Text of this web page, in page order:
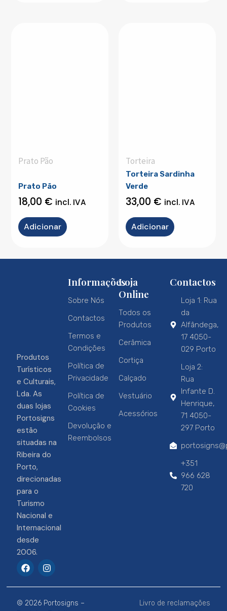
Prato Pão
Prato Pão
18,00 € incl. IVA
Adicionar
Torteira
Torteira Sardinha
Verde
33,00 € incl. IVA
Adicionar
Produtos
Turísticos
e Culturais,
Lda. As
duas lojas
Portosigns
estão
situadas na
Ribeira do
Porto,
direcionadas
para o
Turismo
Nacional e
Internacional
desde
2006.
F
a
e
b
o
I
n
t
a
g
Informações
Sobre Nós
Contactos
Termos e
Condições
Política de
Privacidade
Política de
Cookies
Devolução e
Reembolsos
Loja
Online
Todos os
Produtos
Cerâmica
Cortiça
Calçado
Vestuário
Acessórios
Contactos
Loja 1: Rua
da
Alfândega,
17 4050-
029 Porto
Loja 2:
Rua
Infante D.
Henrique,
71 4050-
297 Porto
+351
966 628
720
© 2026 Portosigns –
Livro de reclamações